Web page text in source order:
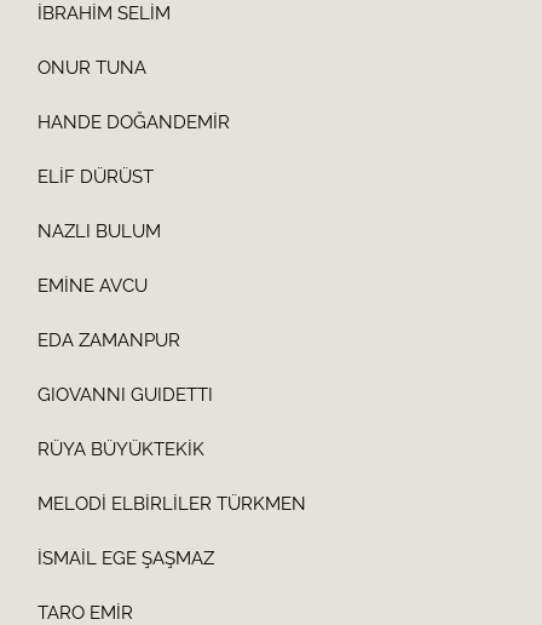
İBRAHİM SELİM
ONUR TUNA
HANDE DOĞANDEMİR
ELİF DÜRÜST
NAZLI BULUM
EMİNE AVCU
EDA ZAMANPUR
GIOVANNI GUIDETTI
RÜYA BÜYÜKTEKİK
MELODİ ELBİRLİLER TÜRKMEN
İSMAİL EGE ŞAŞMAZ
TARO EMİR